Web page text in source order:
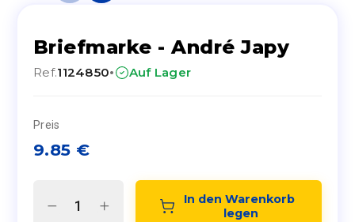
Briefmarke - André Japy
Ref.1124850· Auf Lager
Preis
9.85 €
In den Warenkorb
legen